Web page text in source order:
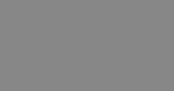
Nutzerdaten zu
der Website zu
der Website